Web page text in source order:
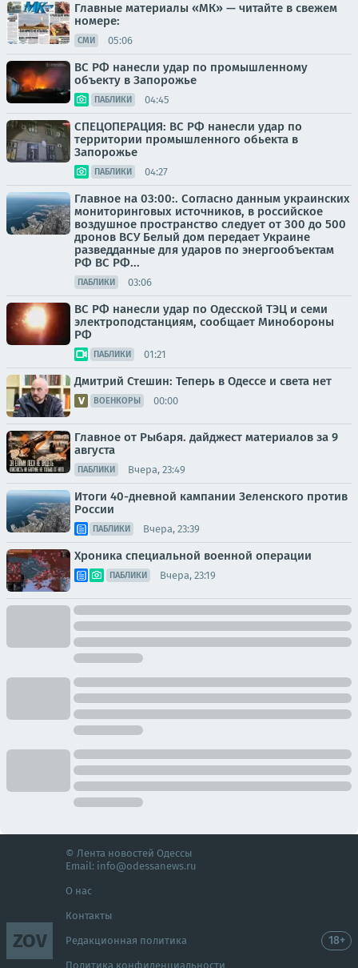
Главные материалы «МК» — читайте в свежем
номере:
СМИ 05:06
ВС РФ нанесли удар по промышленному
объекту в Запорожье
ПАБЛИКИ 04:45
СПЕЦОПЕРАЦИЯ: ВС РФ нанесли удар по
территории промышленного обьекта в
Запорожье
ПАБЛИКИ 04:27
Главное на 03:00:. Согласно данным украинских
мониторинговых источников, в российское
воздушное пространство следует от 300 до 500
дронов ВСУ Белый дом передает Украине
разведданные для ударов по энергообъектам
РФ ВС РФ...
ПАБЛИКИ 03:06
ВС РФ нанесли удар по Одесской ТЭЦ и семи
электроподстанциям, сообщает Минобороны
РФ
ПАБЛИКИ 01:21
Дмитрий Стешин: Теперь в Одессе и света нет
ВОЕНКОРЫ 00:00
Главное от Рыбаря. дайджест материалов за 9
августа
ПАБЛИКИ Вчера, 23:49
Итоги 40-дневной кампании Зеленского против
России
ПАБЛИКИ Вчера, 23:39
Хроника специальной военной операции
ПАБЛИКИ Вчера, 23:19
ZOV
© Лента новостей Одессы
Email: info@odessanews.ru
О нас
Контакты
Редакционная политика
Политика конфиденциальности
18+